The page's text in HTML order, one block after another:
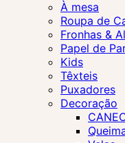
À mesa
Roupa de
Fronhas &
Papel de
Kids
Têxteis
Puxadores
Decoração